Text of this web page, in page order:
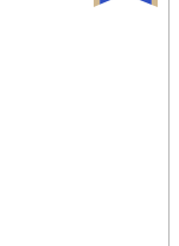
飲ませるＲ１８回
「お前の雄っぱい
なお、この話を
るかもしれませ
の小説はアクショ
うするか考えて
こと一緒に指も挿
な。あと、受けが
20.05.16 夢の国の
新話投稿しま